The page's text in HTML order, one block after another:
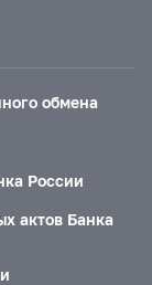
обмена
России
актов Банка